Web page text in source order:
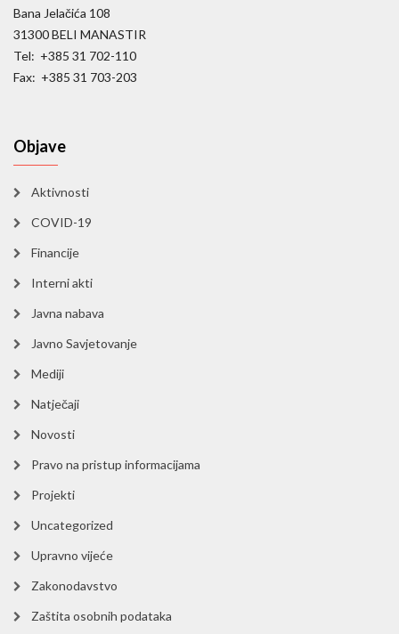
Bana Jelačića 108
31300 BELI MANASTIR
Tel: +385 31 702-110
Fax: +385 31 703-203
Objave
Aktivnosti
COVID-19
Financije
Interni akti
Javna nabava
Javno Savjetovanje
Mediji
Natječaji
Novosti
Pravo na pristup informacijama
Projekti
Uncategorized
Upravno vijeće
Zakonodavstvo
Zaštita osobnih podataka